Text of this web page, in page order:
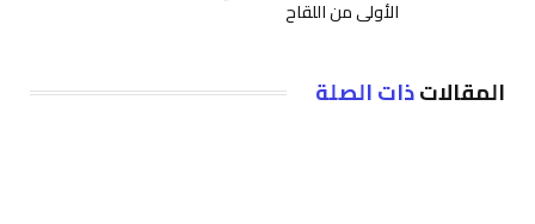
الأولى من اللقاح
المقالاتذات الصلة